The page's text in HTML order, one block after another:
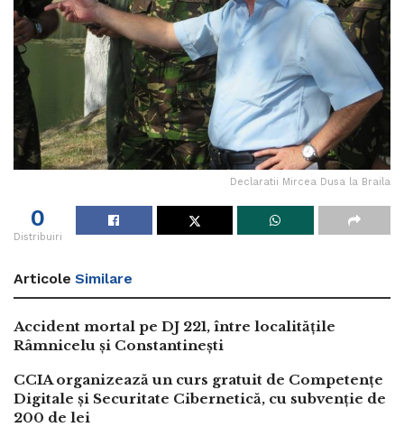
Declaratii Mircea Dusa la Braila
0
Distribuiri
Articole Similare
Accident mortal pe DJ 221, între localitățile
Râmnicelu și Constantinești
CCIA organizează un curs gratuit de Competențe
Digitale și Securitate Cibernetică, cu subvenție de
200 de lei